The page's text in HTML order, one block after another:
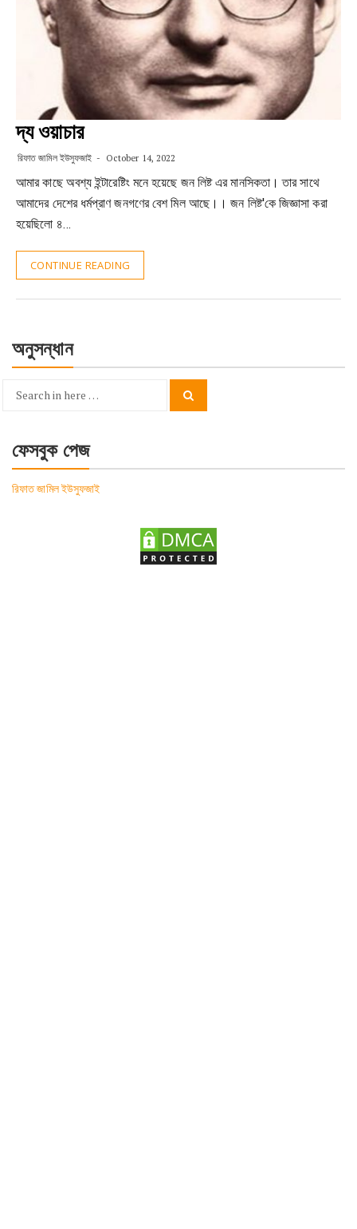
দ্য ওয়াচার
রিফাত জামিল ইউসুফজাই October 14, 2022
আমার কাছে অবশ্য ইন্টারেষ্টিং মনে হয়েছে জন লিষ্ট এর মানসিকতা। তার সাথে
আমাদের দেশের ধর্মপ্রাণ জনগণের বেশ মিল আছে।। জন লিষ্ট'কে জিজ্ঞাসা করা
হয়েছিলো ৪…
CONTINUE READING
অনুসন্ধান
Search
ফেসবুক পেজ
রিফাত জামিল ইউসুফজাই